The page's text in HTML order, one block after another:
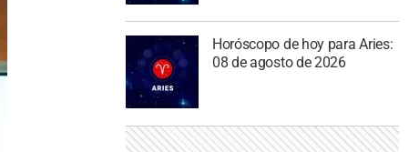
Horóscopo de hoy para Aries:
08 de agosto de 2026